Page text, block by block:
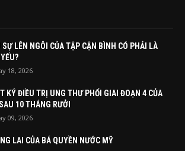
SỰ LÊN NGÔI CỦA TẬP CẬN BÌNH CÓ PHẢI LÀ
18, 2026
KÝ ĐIỀU TRỊ UNG THƯ PHỔI GIAI ĐOẠN 4 CỦA
10 THÁNG RƯỞI
09, 2026
LAI CỦA BÁ QUYỀN NƯỚC MỸ